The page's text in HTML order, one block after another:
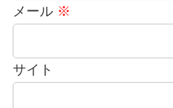
メール ※
サイト